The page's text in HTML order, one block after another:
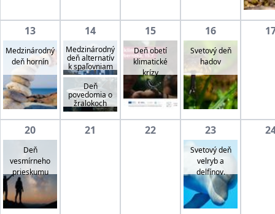
13
Medzinárodný
deň hornín
14
Medzinárodný
deň alternatív
k spaľovniam
Deň
povedomia o
žralokoch
15
Deň obetí
klimatické
krízy
16
Svetový deň
hadov
20
Deň
vesmírneho
prieskumu
21 22 23
Svetový deň
velryb a
delfínov.